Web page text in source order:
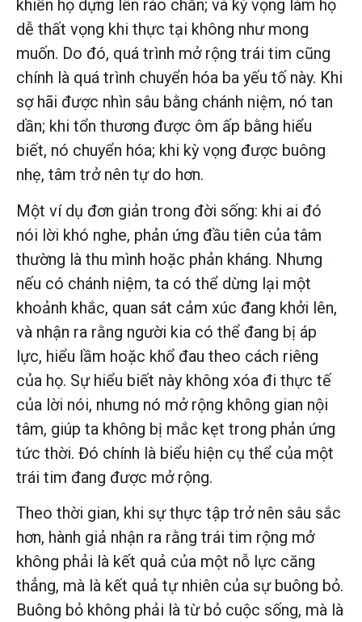
khiến họ dựng lên rào chắn; và kỳ vọng làm họ
dễ thất vọng khi thực tại không như mong
muốn. Do đó, quá trình mở rộng trái tim cũng
chính là quá trình chuyển hóa ba yếu tố này. Khi
sợ hãi được nhìn sâu bằng chánh niệm, nó tan
dần; khi tổn thương được ôm ấp bằng hiểu
biết, nó chuyển hóa; khi kỳ vọng được buông
nhẹ, tâm trở nên tự do hơn.
Một ví dụ đơn giản trong đời sống: khi ai đó
nói lời khó nghe, phản ứng đầu tiên của tâm
thường là thu mình hoặc phản kháng. Nhưng
nếu có chánh niệm, ta có thể dừng lại một
khoảnh khắc, quan sát cảm xúc đang khởi lên,
và nhận ra rằng người kia có thể đang bị áp
lực, hiểu lầm hoặc khổ đau theo cách riêng
của họ. Sự hiểu biết này không xóa đi thực tế
của lời nói, nhưng nó mở rộng không gian nội
tâm, giúp ta không bị mắc kẹt trong phản ứng
tức thời. Đó chính là biểu hiện cụ thể của một
trái tim đang được mở rộng.
Theo thời gian, khi sự thực tập trở nên sâu sắc
hơn, hành giả nhận ra rằng trái tim rộng mở
không phải là kết quả của một nỗ lực căng
thẳng, mà là kết quả tự nhiên của sự buông bỏ.
Buông bỏ không phải là từ bỏ cuộc sống, mà là